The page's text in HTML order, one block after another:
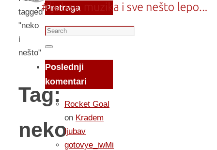
tagged
"neko
i
nešto"
Tag:
neko
Pretraga
Search
for:
Search
Poslednji
komentari
Rocket Goal
on Kradem
ljubav
gotovye_iwMi